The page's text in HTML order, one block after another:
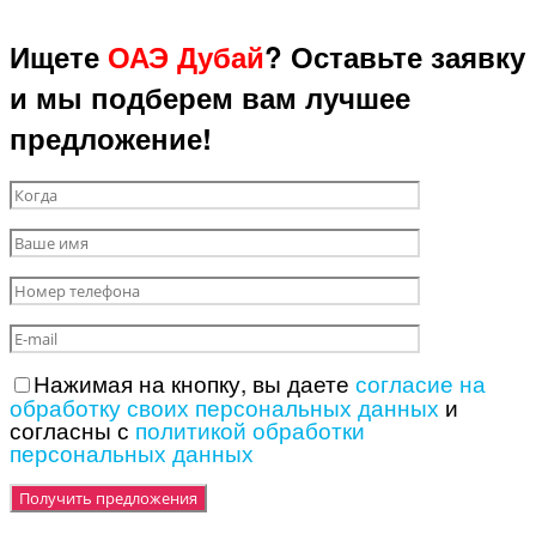
Ищете ОАЭ Дубай? Оставьте заявку
и мы подберем вам лучшее
предложение!
Нажимая на кнопку, вы даете согласие на
обработку своих персональных данных и
согласны с политикой обработки
персональных данных